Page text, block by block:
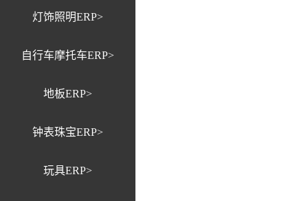
灯饰照明ERP>
自行车摩托车ERP>
地板ERP>
钟表珠宝ERP>
玩具ERP>